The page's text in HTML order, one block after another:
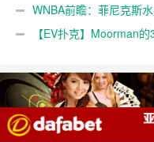
利15杆优势领跑，大发体育
WNBA前瞻：菲尼克斯
碰撞，大发体育助力你的致
【EV扑克】Moorman